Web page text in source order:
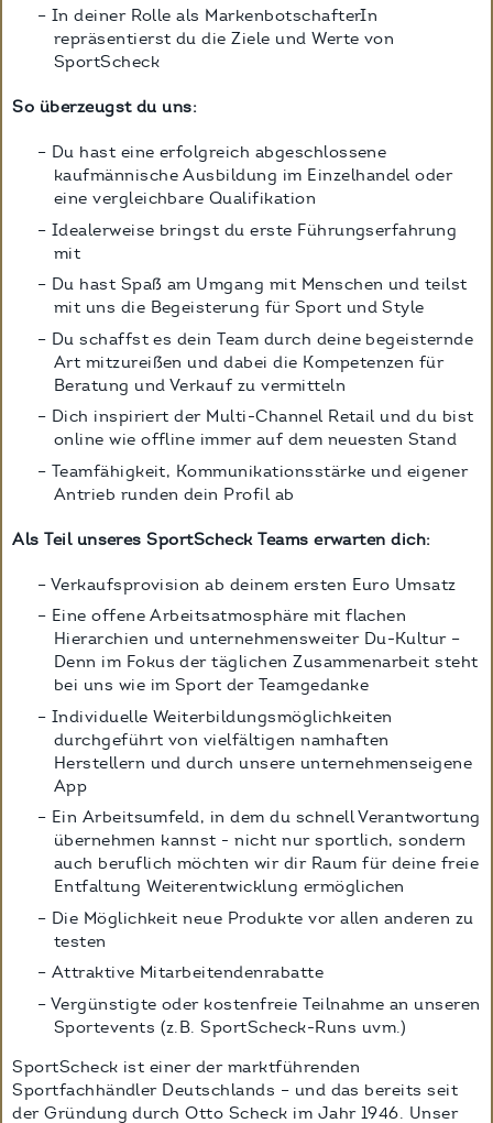
In deiner Rolle als MarkenbotschafterIn
repräsentierst du die Ziele und Werte von
SportScheck
So überzeugst du uns:
Du hast eine erfolgreich abgeschlossene
kaufmännische Ausbildung im Einzelhandel oder
eine vergleichbare Qualifikation
Idealerweise bringst du erste Führungserfahrung
mit
Du hast Spaß am Umgang mit Menschen und teilst
mit uns die Begeisterung für Sport und Style
Du schaffst es dein Team durch deine begeisternde
Art mitzureißen und dabei die Kompetenzen für
Beratung und Verkauf zu vermitteln
Dich inspiriert der Multi-Channel Retail und du bist
online wie offline immer auf dem neuesten Stand
Teamfähigkeit, Kommunikationsstärke und eigener
Antrieb runden dein Profil ab
Als Teil unseres SportScheck Teams erwarten dich:
Verkaufsprovision ab deinem ersten Euro Umsatz
Eine offene Arbeitsatmosphäre mit flachen
Hierarchien und unternehmensweiter Du-Kultur –
Denn im Fokus der täglichen Zusammenarbeit steht
bei uns wie im Sport der Teamgedanke
Individuelle Weiterbildungsmöglichkeiten
durchgeführt von vielfältigen namhaften
Herstellern und durch unsere unternehmenseigene
App
Ein Arbeitsumfeld, in dem du schnell Verantwortung
übernehmen kannst - nicht nur sportlich, sondern
auch beruflich möchten wir dir Raum für deine freie
Entfaltung Weiterentwicklung ermöglichen
Die Möglichkeit neue Produkte vor allen anderen zu
testen
Attraktive Mitarbeitendenrabatte
Vergünstigte oder kostenfreie Teilnahme an unseren
Sportevents (z.B. SportScheck-Runs uvm.)
SportScheck ist einer der marktführenden
Sportfachhändler Deutschlands – und das bereits seit
der Gründung durch Otto Scheck im Jahr 1946. Unser